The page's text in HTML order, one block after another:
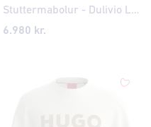
Stuttermabolur - Dulivio Logo
6.980 kr.